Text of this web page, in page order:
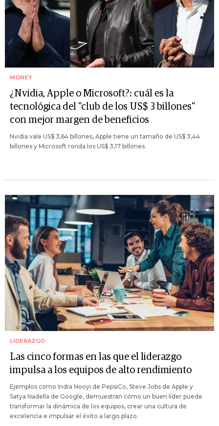
MONEY
¿Nvidia, Apple o Microsoft?: cuál es la
tecnológica del "club de los US$ 3 billones"
con mejor margen de beneficios
Nvidia vale US$ 3,64 billones, Apple tiene un tamaño de US$ 3,44
billones y Microsoft ronda los US$ 3,17 billones.
LIDERAZGO
Las cinco formas en las que el liderazgo
impulsa a los equipos de alto rendimiento
Ejemplos como Indra Nooyi de PepsiCo, Steve Jobs de Apple y
Satya Nadella de Google, demuestran cómo un buen líder puede
transformar la dinámica de los equipos, crear una cultura de
excelencia e impulsar el éxito a largo plazo.